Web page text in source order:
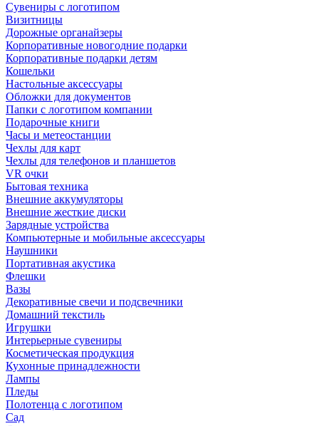
Сувениры с логотипом
Визитницы
Дорожные органайзеры
Корпоративные новогодние подарки
Корпоративные подарки детям
Кошельки
Настольные аксессуары
Обложки для документов
Папки с логотипом компании
Подарочные книги
Часы и метеостанции
Чехлы для карт
Чехлы для телефонов и планшетов
VR очки
Бытовая техника
Внешние аккумуляторы
Внешние жесткие диски
Зарядные устройства
Компьютерные и мобильные аксессуары
Наушники
Портативная акустика
Флешки
Вазы
Декоративные свечи и подсвечники
Домашний текстиль
Игрушки
Интерьерные сувениры
Косметическая продукция
Кухонные принадлежности
Лампы
Пледы
Полотенца с логотипом
Сад